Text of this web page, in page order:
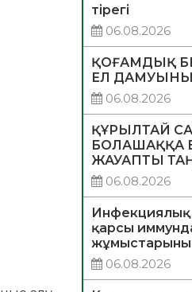
тірегі
06.08.2026
ҚОҒАМДЫҚ
ЕЛ
06.08.2026
ҚҰРЫЛТАЙ
БОЛАШАҚҚА
ЖАУАПТЫ
06.08.2026
Инфекциялық
қарсы
жұмыстарының
06.08.2026